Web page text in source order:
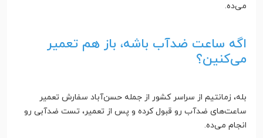
می‌ده.
اگه ساعت ضدآب باشه، باز هم تعمیر
می‌کنین؟
بله، زمانتیم از سراسر کشور از جمله حسن‌آباد سفارش تعمیر
ساعت‌های ضدآب رو قبول کرده و پس از تعمیر، تست ضدآبی رو
انجام می‌ده.